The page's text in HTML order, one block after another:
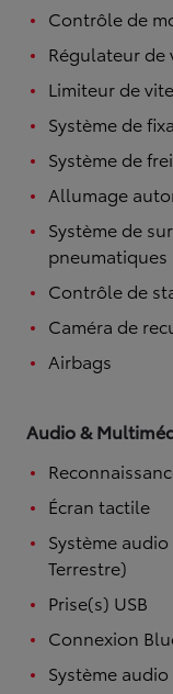
Contrôle de
Régulateur de
Limiteur de
Système de
Système de
Allumage
Système de
pneumatiques
Contrôle de
Caméra de
Airbags
Audio &
Écran tactile
Système
Terrestre)
Prise(s) USB
Connexion
Système